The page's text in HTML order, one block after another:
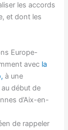
les accords
et dont les
Europe-
avec la
à une
début de
d’Aix-en-
de rappeler